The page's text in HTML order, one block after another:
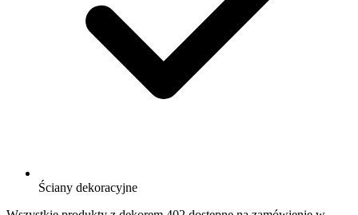
Ściany dekoracyjne